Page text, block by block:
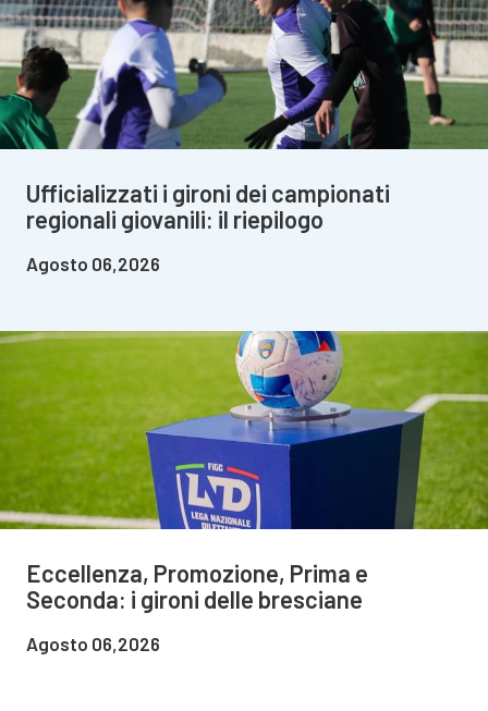
Ufficializzati i gironi dei campionati
regionali giovanili: il riepilogo
Agosto 06,2026
Eccellenza, Promozione, Prima e
Seconda: i gironi delle bresciane
Agosto 06,2026